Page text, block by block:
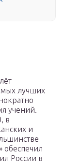
лучших
учений.
в
и
обеспечил
России в